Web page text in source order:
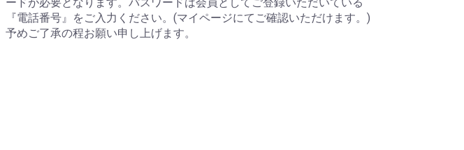
『電話番号』をご入力ください。(マイページにてご確認いただけます。)
予めご了承の程お願い申し上げます。